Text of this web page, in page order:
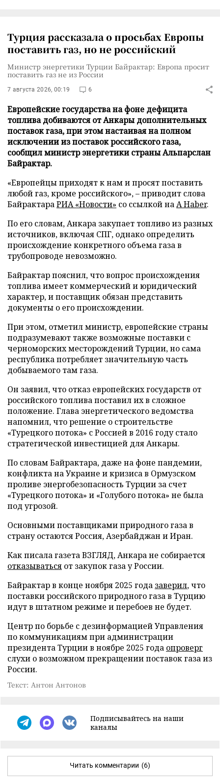
Турция рассказала о просьбах Европы
поставить газ, но не российский
Министр энергетики Турции Байрактар: Европа просит
поставить газ не из России
7 августа 2026, 00:19 6
Европейские государства на фоне дефицита
топлива добиваются от Анкары дополнительных
поставок газа, при этом настаивая на полном
исключении из поставок российского газа,
сообщил министр энергетики страны Альпарслан
Байрактар.
«Европейцы приходят к нам и просят поставить
любой газ, кроме российского», – приводит слова
БайрактараРИА «Новости» со ссылкой наA Haber.
По его словам, Анкара закупает топливо из разных
источников, включая СПГ, однако определить
происхождение конкретного объема газа в
трубопроводе невозможно.
Байрактар пояснил, что вопрос происхождения
топлива имеет коммерческий и юридический
характер, и поставщик обязан представить
документы о его происхождении.
При этом, отметил министр, европейские страны
подразумевают также возможные поставки с
черноморских месторождений Турции, но сама
республика потребляет значительную часть
добываемого там газа.
Он заявил, что отказ европейских государств от
российского топлива поставил их в сложное
положение. Глава энергетического ведомства
напомнил, что решение о строительстве
«Турецкого потока» с Россией в 2016 году стало
стратегической инвестицией для Анкары.
По словам Байрактара, даже на фоне пандемии,
конфликта на Украине и кризиса в Ормузском
проливе энергобезопасность Турции за счет
«Турецкого потока» и «Голубого потока» не была
под угрозой.
Основными поставщиками природного газа в
страну остаются Россия, Азербайджан и Иран.
Как писала газета ВЗГЛЯД, Анкара не собирается
отказываться от закупок газа у России.
Байрактар в конце ноября 2025 года заверил, что
поставки российского природного газа в Турцию
идут в штатном режиме и перебоев не будет.
Центр по борьбе с дезинформацией Управления
по коммуникациям при администрации
президента Турции в ноябре 2025 года опроверг
слухи о возможном прекращении поставок газа из
России.
Текст: Антон Антонов
Подписывайтесь на наши
каналы
Читать комментарии (6)